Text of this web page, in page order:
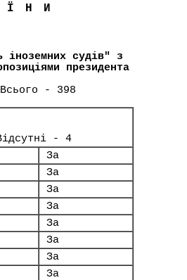
іноземних судів" з
президента
- 398
- 4
За
За
За
За
За
За
За
За